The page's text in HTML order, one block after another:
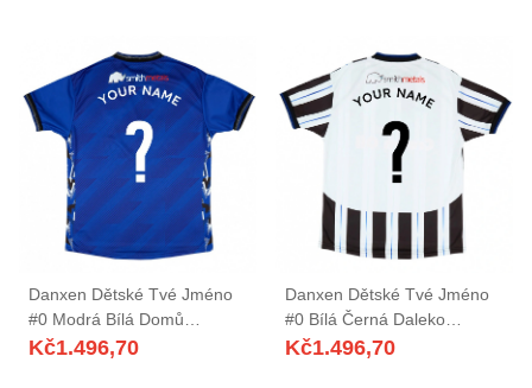
Danxen Dětské Tvé Jméno
#0 Modrá Bílá Domů
Hráčské Dresy 2025/26 Dres
Kč1.496,70
Danxen Dětské Tvé Jméno
#0 Bílá Černá Daleko
Hráčské Dresy 2025/26 Dres
Kč1.496,70